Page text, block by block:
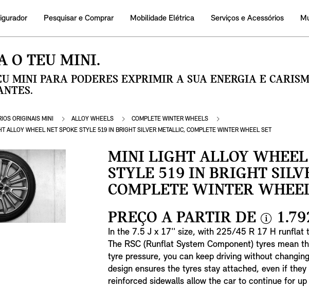
Pesquisar e Comprar Mobilidade Elétrica Serviços e Acessórios
O TEU MINI.
MINI PARA PODERES EXPRIMIR A SUA ENERGIA E
ORIGINAIS MINI ALLOY WHEELS
COMPLETE WINTER WHEELS
ALLOY WHEEL NET SPOKE STYLE 519 IN BRIGHT SILVER METALLIC, COMPLETE WINTER WHEEL SET
MINI LIGHT ALLOY WHEEL
STYLE 519 IN BRIGHT
COMPLETE WINTER
PREÇO A PARTIR DE
i
n
f
o
In the 7.5 J x 17'' size, with 225/45 R 17 H runflat
The RSC (Runflat System Component) tyres mean
tyre pressure, you can keep driving without
design ensures the tyres stay attached, even if they
reinforced sidewalls allow the car to continue for